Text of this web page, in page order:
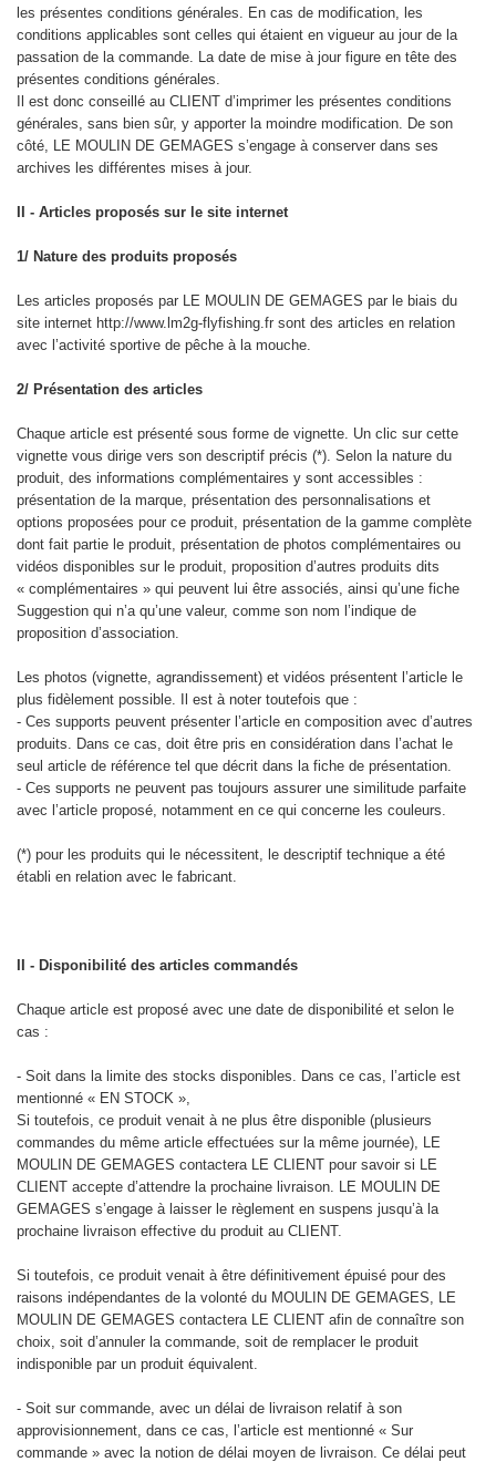
les présentes conditions générales. En cas de modification, les
conditions applicables sont celles qui étaient en vigueur au jour de la
passation de la commande. La date de mise à jour figure en tête des
présentes conditions générales.
Il est donc conseillé au CLIENT d’imprimer les présentes conditions
générales, sans bien sûr, y apporter la moindre modification. De son
côté, LE MOULIN DE GEMAGES s’engage à conserver dans ses
archives les différentes mises à jour.
II - Articles proposés sur le site internet
1/ Nature des produits proposés
Les articles proposés par LE MOULIN DE GEMAGES par le biais du
site internet http://www.lm2g-flyfishing.fr sont des articles en relation
avec l’activité sportive de pêche à la mouche.
2/ Présentation des articles
Chaque article est présenté sous forme de vignette. Un clic sur cette
vignette vous dirige vers son descriptif précis (*). Selon la nature du
produit, des informations complémentaires y sont accessibles :
présentation de la marque, présentation des personnalisations et
options proposées pour ce produit, présentation de la gamme complète
dont fait partie le produit, présentation de photos complémentaires ou
vidéos disponibles sur le produit, proposition d’autres produits dits
« complémentaires » qui peuvent lui être associés, ainsi qu’une fiche
Suggestion qui n’a qu’une valeur, comme son nom l’indique de
proposition d’association.
Les photos (vignette, agrandissement) et vidéos présentent l’article le
plus fidèlement possible. Il est à noter toutefois que :
- Ces supports peuvent présenter l’article en composition avec d’autres
produits. Dans ce cas, doit être pris en considération dans l’achat le
seul article de référence tel que décrit dans la fiche de présentation.
- Ces supports ne peuvent pas toujours assurer une similitude parfaite
avec l’article proposé, notamment en ce qui concerne les couleurs.
(*) pour les produits qui le nécessitent, le descriptif technique a été
établi en relation avec le fabricant.
II - Disponibilité des articles commandés
Chaque article est proposé avec une date de disponibilité et selon le
cas :
- Soit dans la limite des stocks disponibles. Dans ce cas, l’article est
mentionné « EN STOCK »,
Si toutefois, ce produit venait à ne plus être disponible (plusieurs
commandes du même article effectuées sur la même journée), LE
MOULIN DE GEMAGES contactera LE CLIENT pour savoir si LE
CLIENT accepte d’attendre la prochaine livraison. LE MOULIN DE
GEMAGES s’engage à laisser le règlement en suspens jusqu’à la
prochaine livraison effective du produit au CLIENT.
Si toutefois, ce produit venait à être définitivement épuisé pour des
raisons indépendantes de la volonté du MOULIN DE GEMAGES, LE
MOULIN DE GEMAGES contactera LE CLIENT afin de connaître son
choix, soit d’annuler la commande, soit de remplacer le produit
indisponible par un produit équivalent.
- Soit sur commande, avec un délai de livraison relatif à son
approvisionnement, dans ce cas, l’article est mentionné « Sur
commande » avec la notion de délai moyen de livraison. Ce délai peut